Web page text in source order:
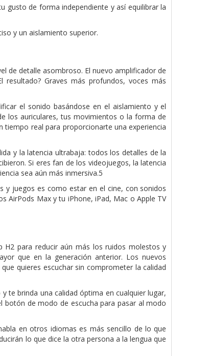
gusto de forma independiente y así equilibrar la
y un aislamiento superior.
de detalle asombroso. El nuevo amplificador de
Graves más profundos, voces más
el sonido basándose en el aislamiento y el
los auriculares, tus movimientos o la forma de
real para proporcionarte una experiencia
y la latencia ultrabaja: todos los detalles de la
Si eres fan de los videojuegos, la latencia
sea aún más inmersiva.5
y juegos es como estar en el cine, con sonidos
AirPods Max y tu iPhone, iPad, Mac o Apple TV
H2 para reducir aún más los ruidos molestos y
que en la generación anterior. Los nuevos
quieres escuchar sin comprometer la calidad
te brinda una calidad óptima en cualquier lugar,
botón de modo de escucha para pasar al modo
en otros idiomas es más sencillo de lo que
lo que dice la otra persona a la lengua que